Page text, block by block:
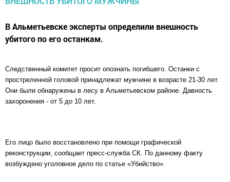
В Альметьевске эксперты определили внешность
убитого по его останкам.
Следственный комитет просит опознать погибшего. Останки с
простреленной головой принадлежат мужчине в возрасте 21-30 лет.
Они были обнаружены в лесу в Альметьевском районе. Давность
захоронения - от 5 до 10 лет.
Его лицо было восстановлено при помощи графической
реконструкции, сообщает пресс-служба СК. По данному факту
возбуждено уголовное дело по статье «Убийство».